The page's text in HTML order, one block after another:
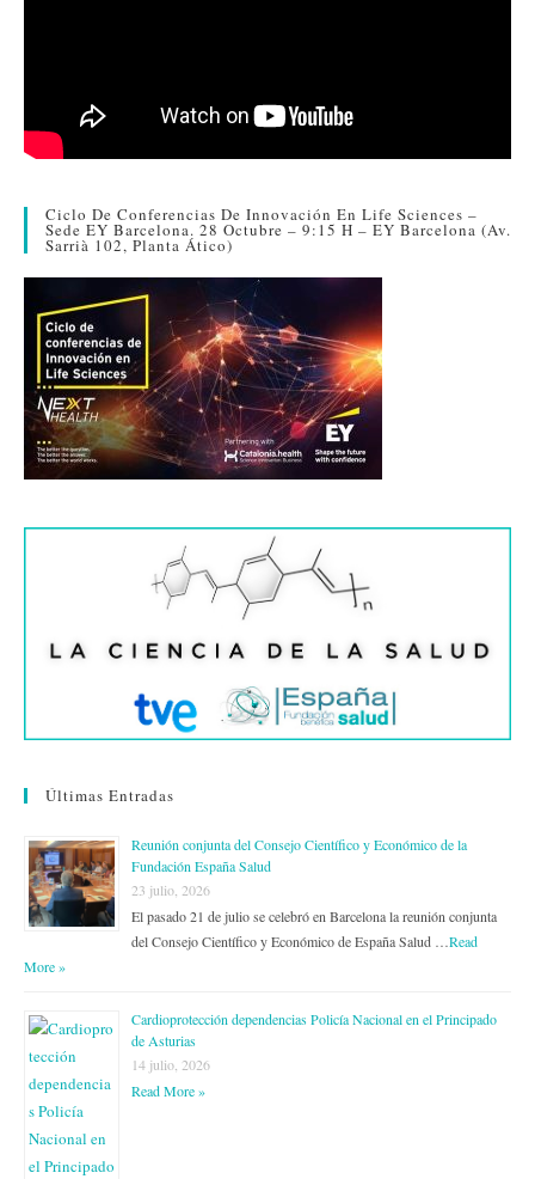
Ciclo De Conferencias De Innovación En Life Sciences –
Sede EY Barcelona. 28 Octubre – 9:15 H – EY Barcelona (Av.
Sarrià 102, Planta Ático)
Últimas Entradas
Reunión conjunta del Consejo Científico y Económico de la
Fundación España Salud
23 julio, 2026
El pasado 21 de julio se celebró en Barcelona la reunión conjunta
del Consejo Científico y Económico de España Salud … Read
More »
Cardioprotección dependencias Policía Nacional en el Principado
de Asturias
14 julio, 2026
Read More »